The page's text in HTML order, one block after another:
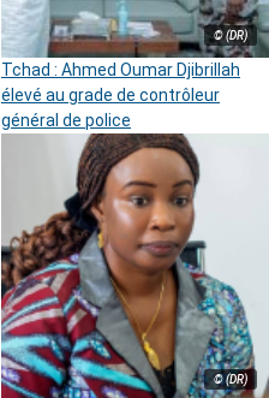
© (DR)
Tchad : Ahmed Oumar Djibrillah
élevé au grade de contrôleur
général de police
© (DR)